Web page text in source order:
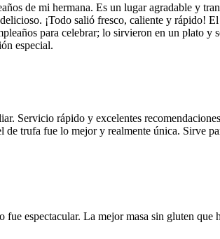
de mi hermana. Es un lugar agradable y
¡Todo salió fresco, caliente y rápido!
para celebrar; lo sirvieron en un plato
especial.
Servicio rápido y excelentes
trufa fue lo mejor y realmente única. Sirve
espectacular. La mejor masa sin gluten que